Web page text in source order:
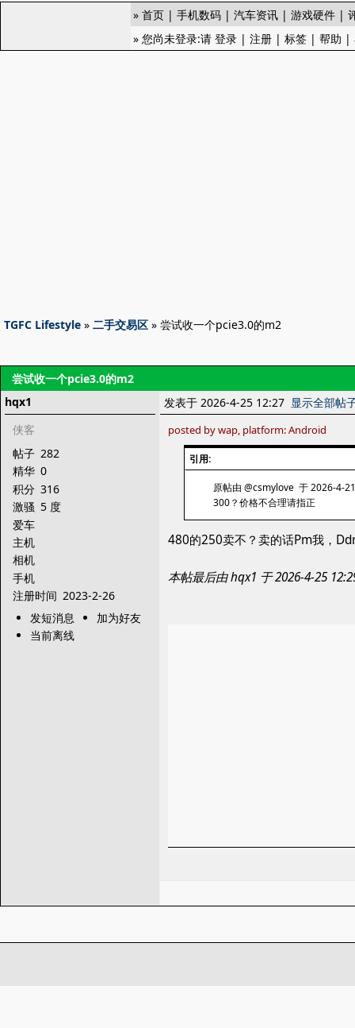
» 首页 | 手机数码 | 汽车资讯 | 游戏硬件 |
» 您尚未登录:请 登录 | 注册 | 标签 | 帮助 |
TGFC Lifestyle » 二手交易区 » 尝试收一个pcie3.0的m2
尝试收一个pcie3.0的m2
hqx1
侠客
帖子 282
精华 0
积分 316
激骚 5 度
爱车
主机
相机
手机
注册时间 2023-2-26
发短消息
加为好友
当前离线
发表于 2026-4-25 12:27 显示全部帖
posted by wap, platform: Android
引用:
原帖由 @csmylove 于 2026-4-
300？价格不合理请指正
480的250卖不？卖的话Pm我，
本帖最后由 hqx1 于 2026-4-25